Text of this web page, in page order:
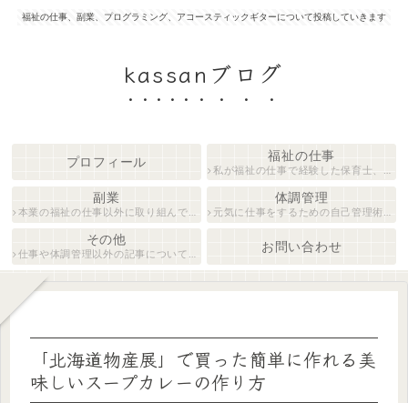
福祉の仕事、副業、プログラミング、アコースティックギターについて投稿していきます
kassanブログ
プロフィール 福祉の仕事
私が福祉の仕事で経験した保育士、障がい者生活支援員について紹介します。
副業
本業の福祉の仕事以外に取り組んでいる仕事について紹介します。
体調管理
元気に仕事をするための自己管理術について説明します。
その他
仕事や体調管理以外の記事について執筆しています。
お問い合わせ
「北海道物産展」で買った簡単に作れる美
味しいスープカレーの作り方